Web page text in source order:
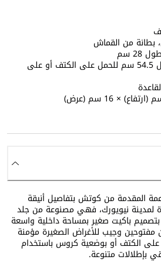
بطانة من القماش
سم
حمالة قابلة للفصل بطول 54.5 سم للحمل على الكتف أو على
المقدمة من كوتش بتفاصيل أنيقة
لمدينة نيويورك، فهي مصنوعة من جلد
باكيت صغير بمساحة داخلية واسعة
وجيب للأغراض الصغيرة مؤمنة
على الكتف أو بوضعية كروس باستخدام
بإطلالات متنوعة.